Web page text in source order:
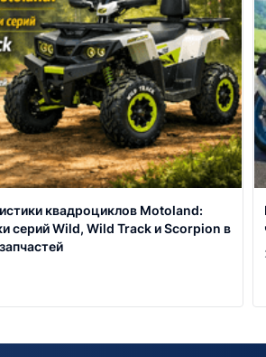
квадроциклов Motoland:
серий Wild, Wild Track и Scorpion в